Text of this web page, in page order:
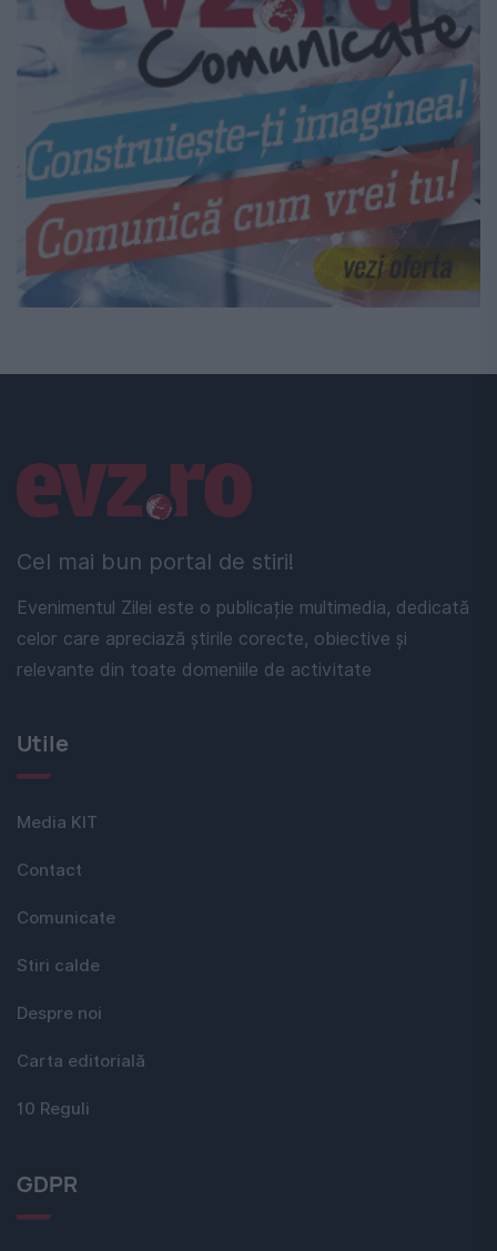
Cel mai bun portal de stiri!
Evenimentul Zilei este o publicație multimedia, dedicată
celor care apreciază știrile corecte, obiective și
relevante din toate domeniile de activitate
Linkuri utile
Utile
Media KIT
Contact
Comunicate
Stiri calde
Despre noi
Carta editorială
10 Reguli
GDPR